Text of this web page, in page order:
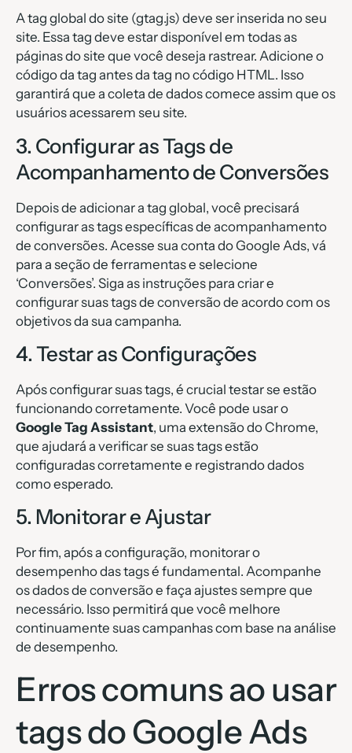
A tag global do site (gtag.js) deve ser inserida no seu
site. Essa tag deve estar disponível em todas as
páginas do site que você deseja rastrear. Adicione o
código da tag antes da tag no código HTML. Isso
garantirá que a coleta de dados comece assim que os
usuários acessarem seu site.
3. Configurar as Tags de
Acompanhamento de Conversões
Depois de adicionar a tag global, você precisará
configurar as tags específicas de acompanhamento
de conversões. Acesse sua conta do Google Ads, vá
para a seção de ferramentas e selecione
‘Conversões’. Siga as instruções para criar e
configurar suas tags de conversão de acordo com os
objetivos da sua campanha.
4. Testar as Configurações
Após configurar suas tags, é crucial testar se estão
funcionando corretamente. Você pode usar o
Google Tag Assistant, uma extensão do Chrome,
que ajudará a verificar se suas tags estão
configuradas corretamente e registrando dados
como esperado.
5. Monitorar e Ajustar
Por fim, após a configuração, monitorar o
desempenho das tags é fundamental. Acompanhe
os dados de conversão e faça ajustes sempre que
necessário. Isso permitirá que você melhore
continuamente suas campanhas com base na análise
de desempenho.
Erros comuns ao usar
tags do Google Ads